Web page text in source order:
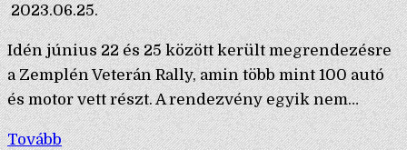
2023.06.25.
Idén június 22 és 25 között került megrendezésre
a Zemplén Veterán Rally, amin több mint 100 autó
és motor vett részt. A rendezvény egyik nem…
Tovább